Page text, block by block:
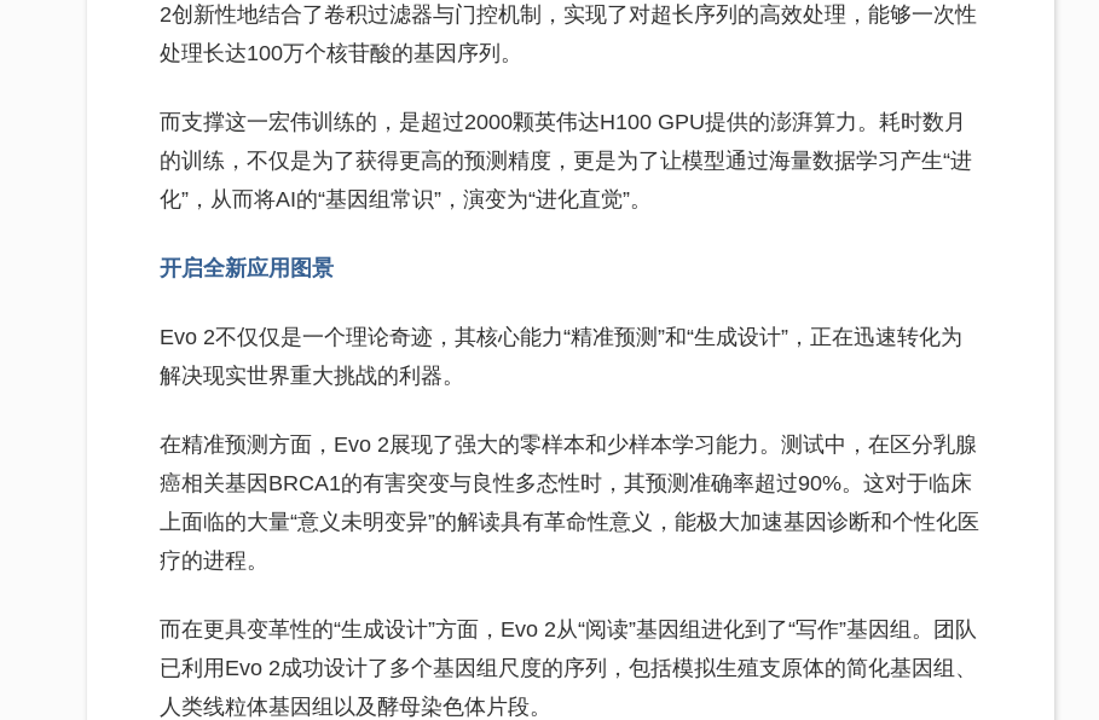
2创新性地结合了卷积过滤器与门控机制，实现了对超长序列的高效处理，能够一次性
处理长达100万个核苷酸的基因序列。
而支撑这一宏伟训练的，是超过2000颗英伟达H100 GPU提供的澎湃算力。耗时数月
的训练，不仅是为了获得更高的预测精度，更是为了让模型通过海量数据学习产生“进
化”，从而将AI的“基因组常识”，演变为“进化直觉”。
开启全新应用图景
Evo 2不仅仅是一个理论奇迹，其核心能力“精准预测”和“生成设计”，正在迅速转化为
解决现实世界重大挑战的利器。
在精准预测方面，Evo 2展现了强大的零样本和少样本学习能力。测试中，在区分乳腺
癌相关基因BRCA1的有害突变与良性多态性时，其预测准确率超过90%。这对于临床
上面临的大量“意义未明变异”的解读具有革命性意义，能极大加速基因诊断和个性化医
疗的进程。
而在更具变革性的“生成设计”方面，Evo 2从“阅读”基因组进化到了“写作”基因组。团队
已利用Evo 2成功设计了多个基因组尺度的序列，包括模拟生殖支原体的简化基因组、
人类线粒体基因组以及酵母染色体片段。